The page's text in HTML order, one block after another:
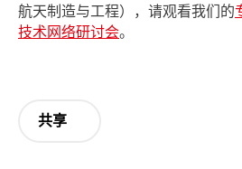
航天制造与工程），请观看我们的
技术网络研讨会。
共享